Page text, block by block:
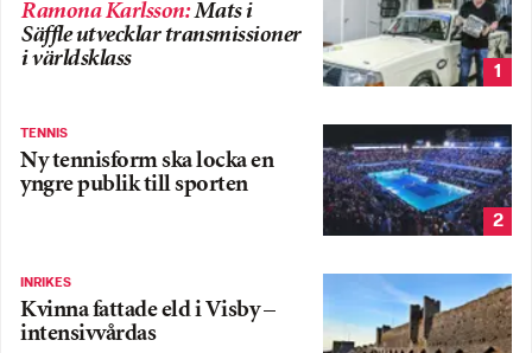
Ramona Karlsson:Mats i
Säffle utvecklar transmissioner
i världsklass
1
TENNIS
Ny tennisform ska locka en
yngre publik till sporten
2
INRIKES
Kvinna fattade eld i Visby –
intensivvårdas